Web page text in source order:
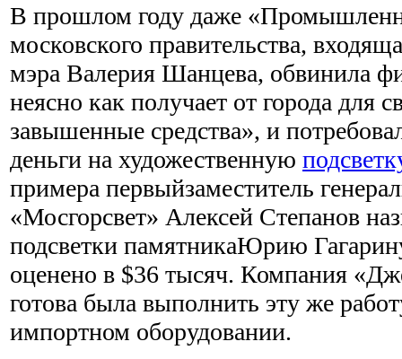
В прошлом году даже
московского правительства,
мэра Валерия Шанцева, обвинила
неясно как получает от города для
завышенные средства», и
деньги на художественную
примера первыйзаместитель
«Мосгорсвет» Алексей Степанов
подсветки памятникаЮрию
оценено в $36 тысяч. Компания
готова была выполнить эту же
импортном оборудовании.